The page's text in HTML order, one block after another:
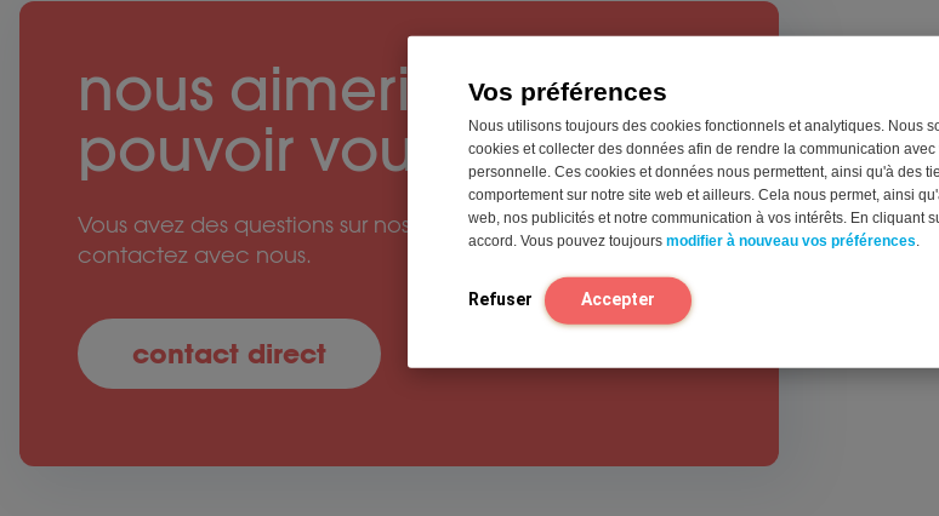
Vos préférences
Nous utilisons toujours des cookies fonctionnels et analytiques. Nous
cookies et collecter des données afin de rendre la communication
personnelle. Ces cookies et données nous permettent, ainsi qu'à des
comportement sur notre site web et ailleurs. Cela nous permet, ainsi
web, nos publicités et notre communication à vos intérêts. En cliquant
accord. Vous pouvez toujours modifier à nouveau vos préférences
Refuser Accepter
nous aimerions
pouvoir vous aider
Vous avez des questions sur nos produits ? Alors,
contactez avec nous.
contact direct